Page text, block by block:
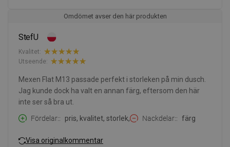
Omdömet avser den här produkten
StefU
Kvalitet:
Utseende:
Mexen Flat M13 passade perfekt i storleken på min dusch.
Jag kunde dock ha valt en annan färg, eftersom den här
inte ser så bra ut.
Fördelar:
pris, kvalitet, storlek, Nackdelar: färg
Visa originalkommentar